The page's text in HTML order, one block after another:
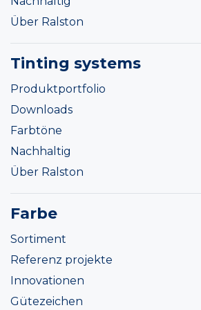
Über Ralston
Tinting systems
Produktportfolio
Downloads
Farbtöne
Nachhaltig
Über Ralston
Farbe
Sortiment
Referenz projekte
Innovationen
Gütezeichen